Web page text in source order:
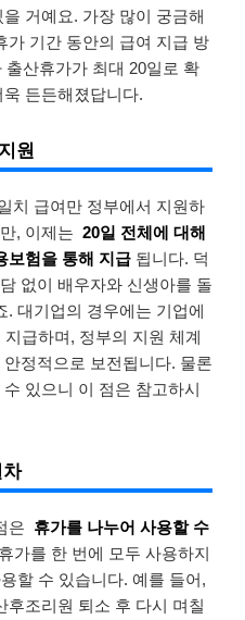
거예요. 가장 많이 궁금해
가 기간 동안의 급여 지급 방
산휴가가 최대 20일로 확
든든해졌답니다.
원
치 급여만 정부에서 지원하
, 이제는 20일 전체에 대해
보험을 통해 지급 됩니다. 덕
없이 배우자와 신생아를 돌
. 대기업의 경우에는 기업에
급하며, 정부의 지원 체계
정적으로 보전됩니다. 물론
있으니 이 점은 참고하시
은 휴가를 나누어 사용할 수
가를 한 번에 모두 사용하지
할 수 있습니다. 예를 들어,
후조리원 퇴소 후 다시 며칠